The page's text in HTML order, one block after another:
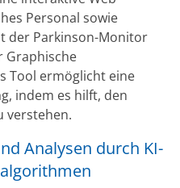
Personal sowie
der Parkinson-Monitor
Graphische
Tool ermöglicht eine
indem es hilft, den
verstehen.
Analysen durch KI-